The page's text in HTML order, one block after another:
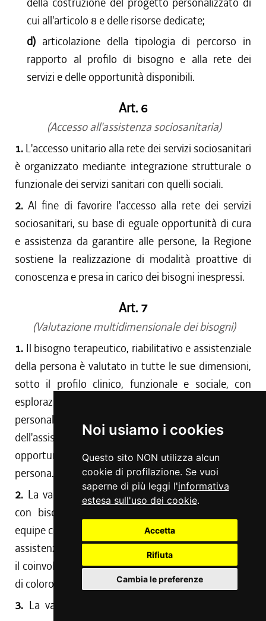
Noi usiamo i cookies
Questo sito NON utilizza alcun
cookie di profilazione. Se vuoi
saperne di più leggi l'informativa
estesa sull'uso dei cookie.
Accetta
Rifiuta
Cambia le preferenze
cui all'articolo 8 e delle risorse dedicate;
d) articolazione della tipologia di percorso in
rapporto al profilo di bisogno e alla rete dei
servizi e delle opportunità disponibili.
Art. 6
(Accesso all'assistenza sociosanitaria)
1. L'accesso unitario alla rete dei servizi sociosanitari
è organizzato mediante integrazione strutturale o
funzionale dei servizi sanitari con quelli sociali.
2.Al fine di favorire l'accesso alla rete dei servizi
sociosanitari, su base di eguale opportunità di cura
e assistenza da garantire alle persone, la Regione
sostiene la realizzazione di modalità proattive di
conoscenza e presa in carico dei bisogni inespressi.
Art. 7
(Valutazione multidimensionale dei bisogni)
1. Il bisogno terapeutico, riabilitativo e assistenziale
della persona è valutato in tutte le sue dimensioni,
sotto il profilo clinico, funzionale e sociale, con
esplorazione allargata alle risorse e alle preferenze
personali, familiari e di coloro che si prendono cura
dell'assistito, nonché in considerazione delle
opportunità offerte dal contesto di vita della
persona.
2. La valutazione multidimensionale delle persone
con bisogni complessi è effettuata da apposita
equipe costituita da tutte le componenti dell'offerta
assistenziale sanitaria, sociosanitaria e sociale e con
il coinvolgimento della persona, della sua famiglia e
di coloro che si prendono cura dell'assistito.
3. La valutazione multidimensionale è effettuata